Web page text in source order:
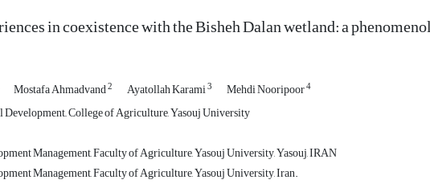
in coexistence with the Bisheh Dalan wetland: a
Mostafa Ahmadvand2 Ayatollah Karami3 Mehdi Nooripoor4
College of Agriculture, Yasouj University
Management, Faculty of Agriculture, Yasouj University, Yasouj, IRAN
Management, Faculty of Agriculture, Yasouj University, Iran.